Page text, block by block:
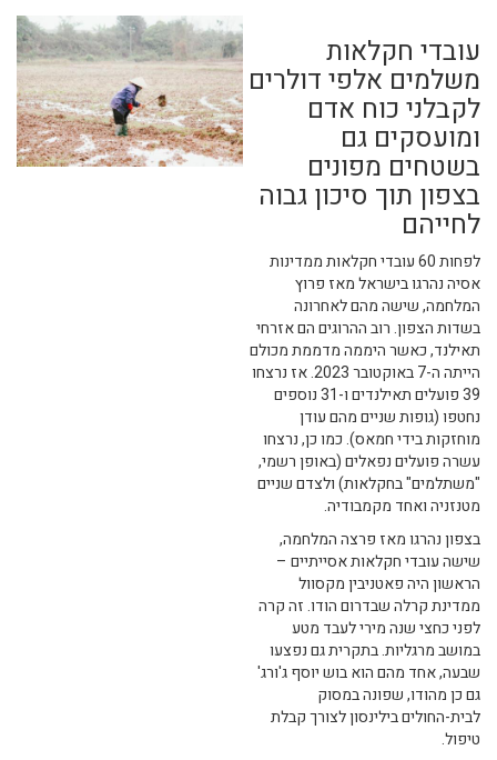
עובדי חקלאות
משלמים אלפי דולרים
לקבלני כוח אדם
ומועסקים גם
בשטחים מפונים
בצפון תוך סיכון גבוה
לחייהם
לפחות 60 עובדי חקלאות ממדינות
אסיה נהרגו בישראל מאז פרוץ
המלחמה, שישה מהם לאחרונה
בשדות הצפון. רוב ההרוגים הם אזרחי
תאילנד, כאשר היממה מדממת מכולם
הייתה ה-7 באוקטובר 2023. אז נרצחו
39 פועלים תאילנדים ו-31 נוספים
נחטפו (גופות שניים מהם עודן
מוחזקות בידי חמאס). כמו כן, נרצחו
עשרה פועלים נפאלים (באופן רשמי,
"משתלמים" בחקלאות) ולצדם שניים
מטנזניה ואחד מקמבודיה.
בצפון נהרגו מאז פרצה המלחמה,
שישה עובדי חקלאות אסייתיים –
הראשון היה פאטניבין מקסוול
ממדינת קרלה שבדרום הודו. זה קרה
לפני כחצי שנה מירי לעבד מטע
במושב מרגליות. בתקרית גם נפצעו
שבעה, אחד מהם הוא בוש יוסף ג'ורג'
גם כן מהודו, שפונה במסוק
לבית-החולים בילינסון לצורך קבלת
טיפול.